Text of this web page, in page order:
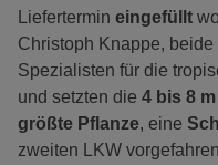
Liefertermin eingefüllt
Christoph Knappe,
Spezialisten für die
und setzten die 4 bis 8
größte Pflanze, eine
zweiten LKW